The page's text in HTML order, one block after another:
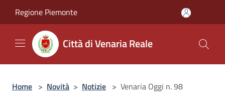
Regione Piemonte
Città di Venaria Reale
Home > Novità > Notizie > Venaria Oggi n. 98